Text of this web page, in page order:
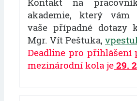
akademie, který vám
vaše případné dotazy
Mgr. Vít Peštuka,
Deadline pro přihlášení
mezinárodní kola je 29.